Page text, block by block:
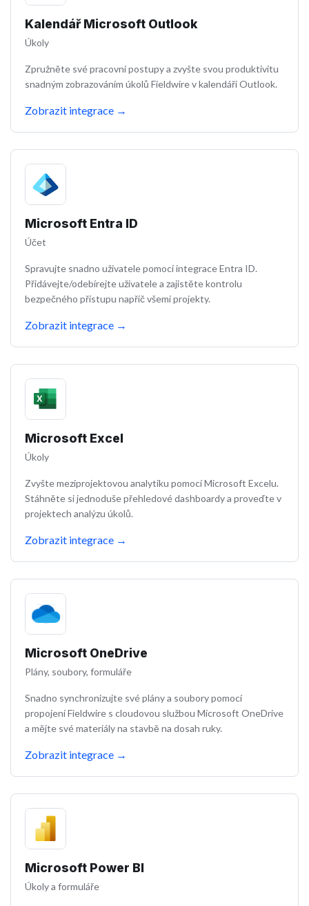
Kalendář Microsoft Outlook
Úkoly
Zpružněte své pracovní postupy a zvyšte svou produktivitu
snadným zobrazováním úkolů Fieldwire v kalendáři Outlook.
Zobrazit integrace →
Microsoft Entra ID
Účet
Spravujte snadno uživatele pomocí integrace Entra ID.
Přidávejte/odebírejte uživatele a zajistěte kontrolu
bezpečného přístupu napříč všemi projekty.
Zobrazit integrace →
Microsoft Excel
Úkoly
Zvyšte meziprojektovou analytiku pomocí Microsoft Excelu.
Stáhněte si jednoduše přehledové dashboardy a proveďte v
projektech analýzu úkolů.
Zobrazit integrace →
Microsoft OneDrive
Plány, soubory, formuláře
Snadno synchronizujte své plány a soubory pomocí
propojení Fieldwire s cloudovou službou Microsoft OneDrive
a mějte své materiály na stavbě na dosah ruky.
Zobrazit integrace →
Microsoft Power BI
Úkoly a formuláře